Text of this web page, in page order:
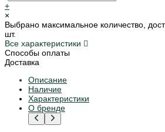
+
×
Выбрано максимальное количество,
шт.
Все характеристики
Способы оплаты
Доставка
Описание
Наличие
Характеристики
О бренде